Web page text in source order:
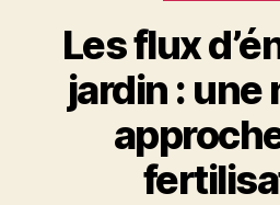
Les flux
jardin : une